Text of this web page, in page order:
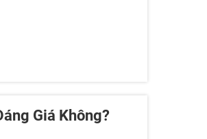
Giá Không?